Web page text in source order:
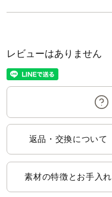
レビューはありません
返品・交換について
素材の特徴とお手入れ